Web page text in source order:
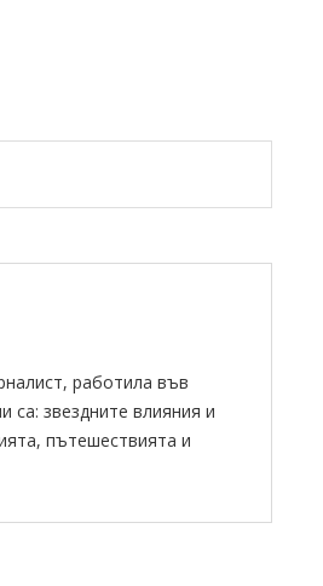
работила във
са: звездните влияния и
пътешествията и